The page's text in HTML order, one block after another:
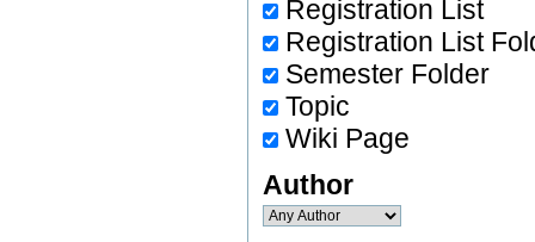
Registration List
Registration List
Semester Folder
Topic
Wiki Page
Author